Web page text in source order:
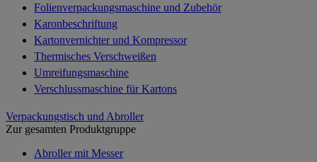
Folienverpackungsmaschine und Zubehör
Karonbeschriftung
Kartonvernichter und Kompressor
Thermisches Verschweißen
Umreifungsmaschine
Verschlussmaschine für Kartons
Verpackungstisch und Abroller
Zur gesamten Produktgruppe
Abroller mit Messer